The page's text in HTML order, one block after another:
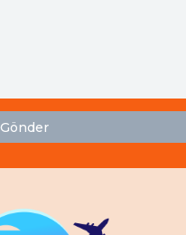
Gönder